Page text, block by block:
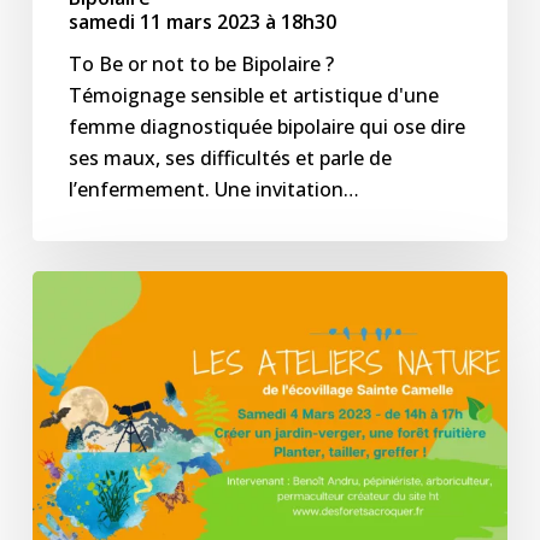
samedi 11 mars 2023 à 18h30
To Be or not to be Bipolaire ?
Témoignage sensible et artistique d'une
femme diagnostiquée bipolaire qui ose dire
ses maux, ses difficultés et parle de
l’enfermement. Une invitation…
l’écovillage
Sainte
Camelle
samedi